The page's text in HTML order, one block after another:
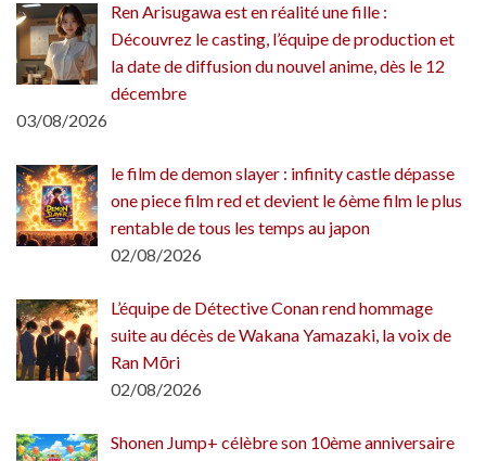
Ren Arisugawa est en réalité une fille :
Découvrez le casting, l’équipe de production et
la date de diffusion du nouvel anime, dès le 12
décembre
03/08/2026
le film de demon slayer : infinity castle dépasse
one piece film red et devient le 6ème film le plus
rentable de tous les temps au japon
02/08/2026
L’équipe de Détective Conan rend hommage
suite au décès de Wakana Yamazaki, la voix de
Ran Mōri
02/08/2026
Shonen Jump+ célèbre son 10ème anniversaire